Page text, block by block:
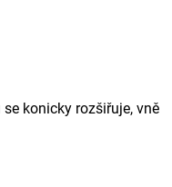
konicky rozšiřuje, vně